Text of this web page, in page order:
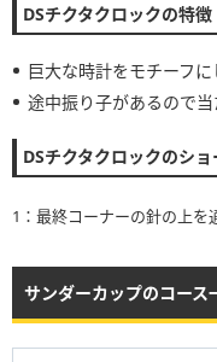
DSチクタクロックの特徴
巨大な時計をモチーフに
途中振り子があるので
DSチクタクロックのシ
1：最終コーナーの針の上を
サンダーカップのコース